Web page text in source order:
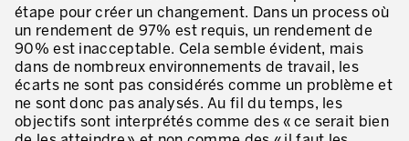
Décloisonner et piloter les processus
Value Stream Management
Développement de nouveaux produits
Management visuel
étape pour créer un changement. Dans un process où
un rendement de 97% est requis, un rendement de
90% est inacceptable. Cela semble évident, mais
dans de nombreux environnements de travail, les
écarts ne sont pas considérés comme un problème et
ne sont donc pas analysés. Au fil du temps, les
objectifs sont interprétés comme des « ce serait bien